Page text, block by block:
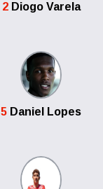
2Diogo Varela
5 Daniel Lopes